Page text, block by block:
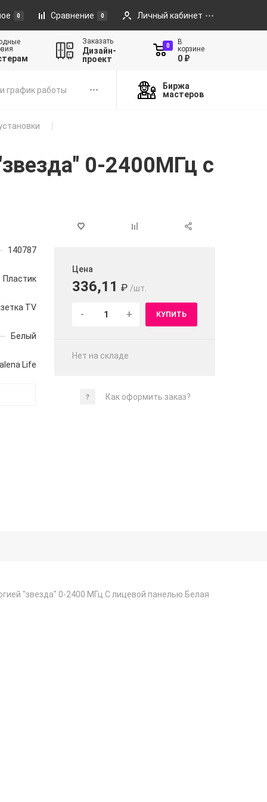
0 Сравнение 0 Личный кабинет
Заказать
Дизайн-
проект
0
В
корзине
0 ₽
график работы
Биржа
мастеров
0-2400МГц с
140787
Пластик
TV
Белый
Life
Цена
336,11 ₽ /шт.
- + КУПИТЬ
Нет на складе
Как оформить заказ?
"звезда" 0-2400 МГц.С лицевой панелью.Белая